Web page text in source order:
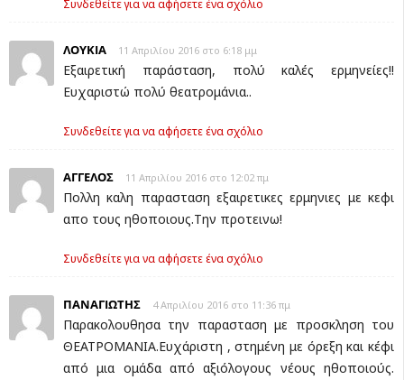
Συνδεθείτε για να αφήσετε ένα σχόλιο
ΛΟΥΚΙΑ 11 Απριλίου 2016 στο 6:18 μμ
Εξαιρετική παράσταση, πολύ καλές ερμηνείες!!
Ευχαριστώ πολύ θεατρομάνια..
Συνδεθείτε για να αφήσετε ένα σχόλιο
AΓΓΕΛΟΣ 11 Απριλίου 2016 στο 12:02 πμ
Πολλη καλη παρασταση εξαιρετικες ερμηνιες με κεφι
απο τους ηθοποιους.Την προτεινω!
Συνδεθείτε για να αφήσετε ένα σχόλιο
ΠΑΝΑΓΙΩΤΗΣ 4 Απριλίου 2016 στο 11:36 πμ
Παρακολουθησα την παρασταση με προσκληση του
ΘΕΑΤΡΟΜΑΝΙΑ.Ευχάριστη , στημένη με όρεξη και κέφι
από μια ομάδα από αξιόλογους νέους ηθοποιούς.